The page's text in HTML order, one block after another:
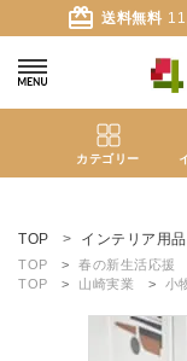
card_giftcard 送料無料
カテゴリー
ようこそ ゲスト 様
TOP インテリア用品
TOP
春の新生活応援
TOP
山崎実業 小